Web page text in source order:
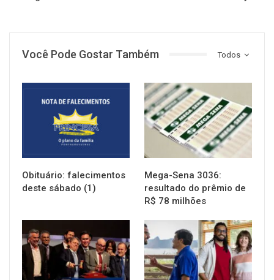
Todos
Você Pode Gostar Também
Obituário: falecimentos
deste sábado (1)
NOTÍCIAS
Mega-Sena 3036:
resultado do prêmio de
R$ 78 milhões
NOTÍCIAS NOTÍCIAS